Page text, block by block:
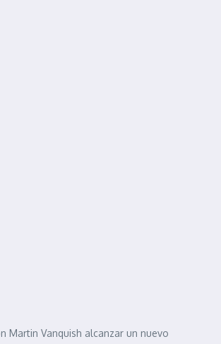
Martin Vanquish alcanzar un nuevo